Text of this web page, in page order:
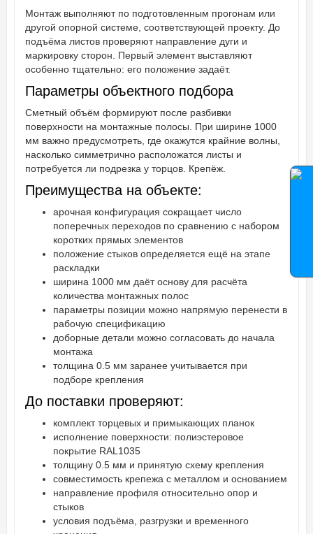
Монтаж выполняют по подготовленным прогонам или
другой опорной системе, соответствующей проекту. До
подъёма листов проверяют направление дуги и
маркировку сторон. Первый элемент выставляют
особенно тщательно: его положение задаёт.
Параметры объектного подбора
Сметный объём формируют после разбивки
поверхности на монтажные полосы. При ширине 1000
мм важно предусмотреть, где окажутся крайние волны,
насколько симметрично расположатся листы и
потребуется ли подрезка у торцов. Крепёж.
Преимущества на объекте:
арочная конфигурация сокращает число
поперечных переходов по сравнению с набором
коротких прямых элементов
положение стыков определяется ещё на этапе
раскладки
ширина 1000 мм даёт основу для расчёта
количества монтажных полос
параметры позиции можно напрямую перенести в
рабочую спецификацию
доборные детали можно согласовать до начала
монтажа
толщина 0.5 мм заранее учитывается при
подборе крепления
До поставки проверяют:
комплект торцевых и примыкающих планок
исполнение поверхности: полиэстеровое
покрытие RAL1035
толщину 0.5 мм и принятую схему крепления
совместимость крепежа с металлом и основанием
направление профиля относительно опор и
стыков
условия подъёма, разгрузки и временного